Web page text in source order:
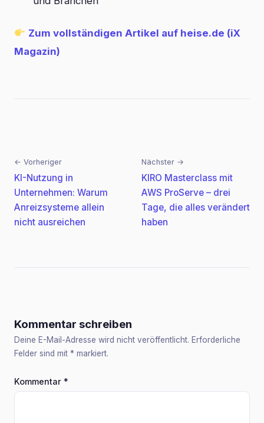
Zum vollständigen Artikel auf heise.de (iX
Magazin)
Beitragsnavigation
← Vorheriger
KI-Nutzung in
Unternehmen: Warum
Anreizsysteme allein
nicht ausreichen
Nächster →
KIRO Masterclass mit
AWS ProServe – drei
Tage, die alles verändert
haben
Kommentar schreiben
Deine E-Mail-Adresse wird nicht veröffentlicht. Erforderliche
Felder sind mit * markiert.
Kommentar *